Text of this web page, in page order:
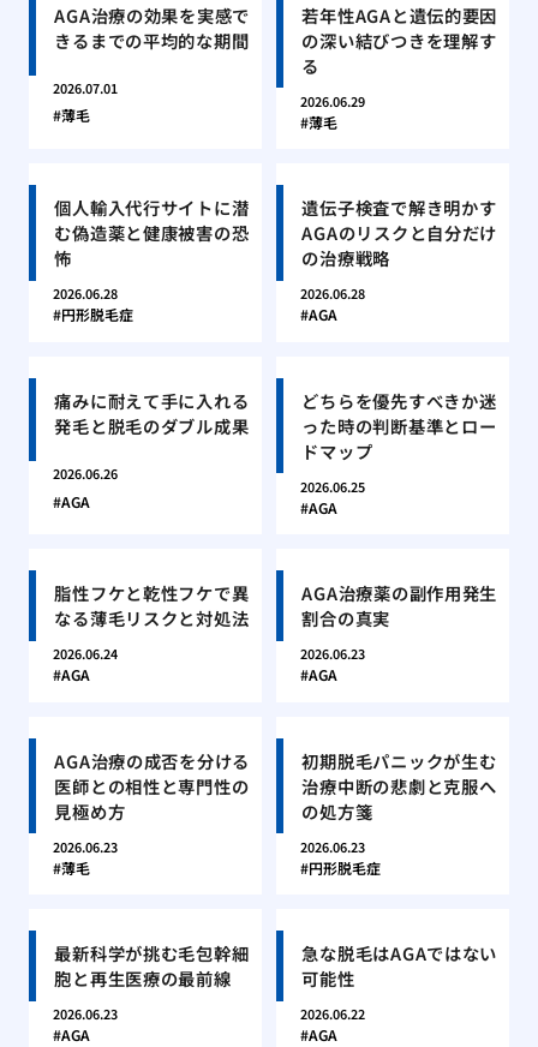
AGA治療の効果を実感で
きるまでの平均的な期間
2026.07.01
薄毛
若年性AGAと遺伝的要因
の深い結びつきを理解す
る
2026.06.29
薄毛
個人輸入代行サイトに潜
む偽造薬と健康被害の恐
怖
2026.06.28
円形脱毛症
遺伝子検査で解き明かす
AGAのリスクと自分だけ
の治療戦略
2026.06.28
AGA
痛みに耐えて手に入れる
発毛と脱毛のダブル成果
2026.06.26
AGA
どちらを優先すべきか迷
った時の判断基準とロー
ドマップ
2026.06.25
AGA
脂性フケと乾性フケで異
なる薄毛リスクと対処法
2026.06.24
AGA
AGA治療薬の副作用発生
割合の真実
2026.06.23
AGA
AGA治療の成否を分ける
医師との相性と専門性の
見極め方
2026.06.23
薄毛
初期脱毛パニックが生む
治療中断の悲劇と克服へ
の処方箋
2026.06.23
円形脱毛症
最新科学が挑む毛包幹細
胞と再生医療の最前線
2026.06.23
AGA
急な脱毛はAGAではない
可能性
2026.06.22
AGA